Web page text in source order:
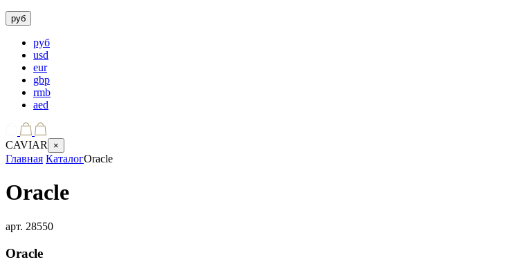
руб
руб
usd
eur
gbp
rmb
aed
CAVIAR ×
Главная КаталогOracle
Oracle
арт. 28550
Oracle